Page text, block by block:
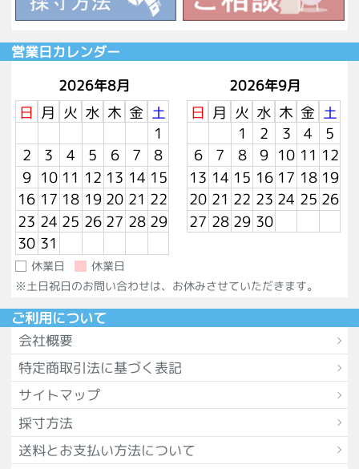
営業日カレンダー
2026年8月
日 月 火 水 木 金 土
1
2
3 4 5 6 7
8
9 10 11 12 13 14 15
16 17 18 19 20 21 22
23 24 25 26 27 28 29
30 31
2026年9月
日 月 火 水 木 金 土
1
2 3 4
5
6
7 8 9 10 11 12
13 14 15 16 17 18 19
20 21 22 23 24 25 26
27 28 29 30
休業日
休業日
※土日祝日のお問い合わせは、お休みさせていただきます。
ご利用について
会社概要
特定商取引法に基づく表記
サイトマップ
採寸方法
送料とお支払い方法について